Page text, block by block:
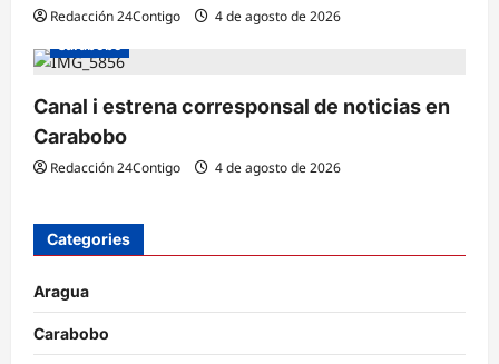
Redacción 24Contigo
4 de agosto de 2026
Carabobo
Canal i estrena corresponsal de noticias en
Carabobo
Redacción 24Contigo 4 de agosto de 2026
Categories
Aragua
Carabobo